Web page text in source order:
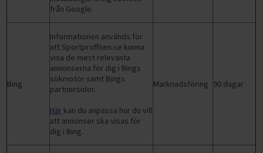
från Google.
Bing
Informationen används för
att Sportproffsen.se kunna
visa de mest relevanta
annonserna för dig i Bings
sökmotor samt Bings
partnersidor.
Här kan du anpassa hur du vill
att annonser ska visas för
dig i Bing.
Marknadsföring 90 dagar